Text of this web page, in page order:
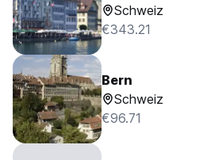
Schweiz
€343.21
Bern
Schweiz
€96.71